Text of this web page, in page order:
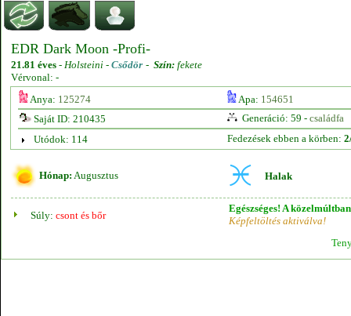
EDR Dark Moon -Profi-
21.81 éves - Holsteini - Csődör - Szín: fekete
Vérvonal: -
Anya: 125274 Apa: 154651
Saját ID: 210435
Generáció: 59 - családfa
Utódok: 114
Fedezések ebben a körben:
Hónap: Augusztus Halak
Súly: csont és bőr
Egészséges! A
Képfeltöltés aktiválva!